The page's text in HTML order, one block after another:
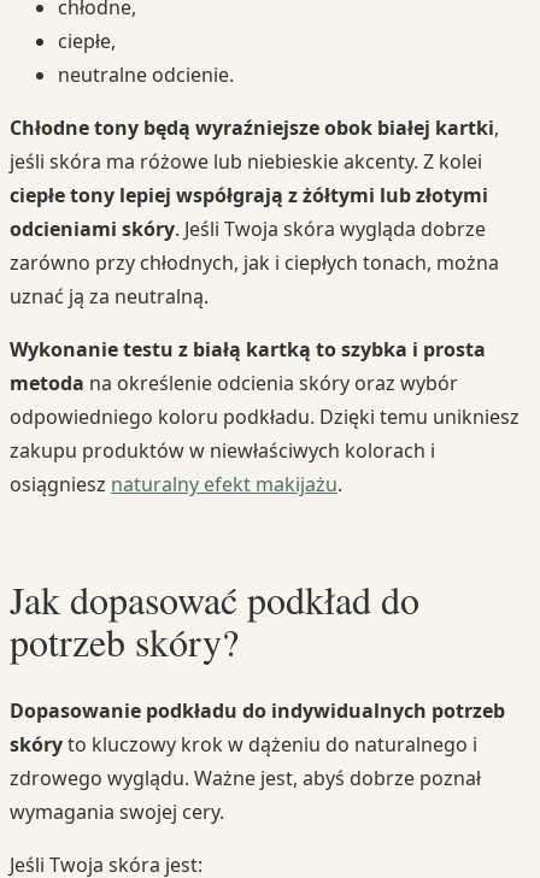
chłodne,
ciepłe,
neutralne odcienie.
Chłodne tony będą wyraźniejsze obok białej kartki,
jeśli skóra ma różowe lub niebieskie akcenty. Z kolei
ciepłe tony lepiej współgrają z żółtymi lub złotymi
odcieniami skóry. Jeśli Twoja skóra wygląda dobrze
zarówno przy chłodnych, jak i ciepłych tonach, można
uznać ją za neutralną.
Wykonanie testu z białą kartką to szybka i prosta
metoda na określenie odcienia skóry oraz wybór
odpowiedniego koloru podkładu. Dzięki temu unikniesz
zakupu produktów w niewłaściwych kolorach i
osiągniesz naturalny efekt makijażu.
Jak dopasować podkład do
potrzeb skóry?
Dopasowanie podkładu do indywidualnych potrzeb
skóryto kluczowy krok w dążeniu do naturalnego i
zdrowego wyglądu. Ważne jest, abyś dobrze poznał
wymagania swojej cery.
Jeśli Twoja skóra jest: